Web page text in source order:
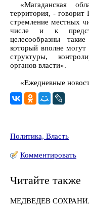
«Магаданская
территория, -
стремление местных
числе и к
целесообразны
который вполне
структуры,
органов власти».
«Ежедневные
Политика, Власть
Комментировать
Читайте также
МЕДВЕДЕВ